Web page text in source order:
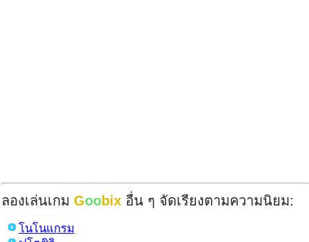
ลองเล่นเกม Goobix อื่น ๆ จัดเรียงตามความนิยม:
โนโนแกรม